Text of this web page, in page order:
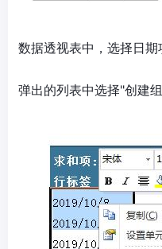
数据透视表中，选择日期
弹出的列表中选择"创建组